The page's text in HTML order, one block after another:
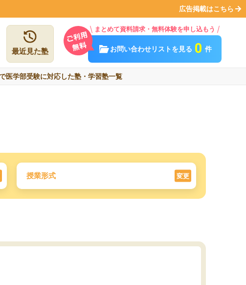
広告掲載はこちら
最近見た塾
まとめて資料請求・無料体験を申し込もう
お問い合わせリストを見る 0 件
医学部受験に対応した塾・学習塾一覧
授業形式 変更